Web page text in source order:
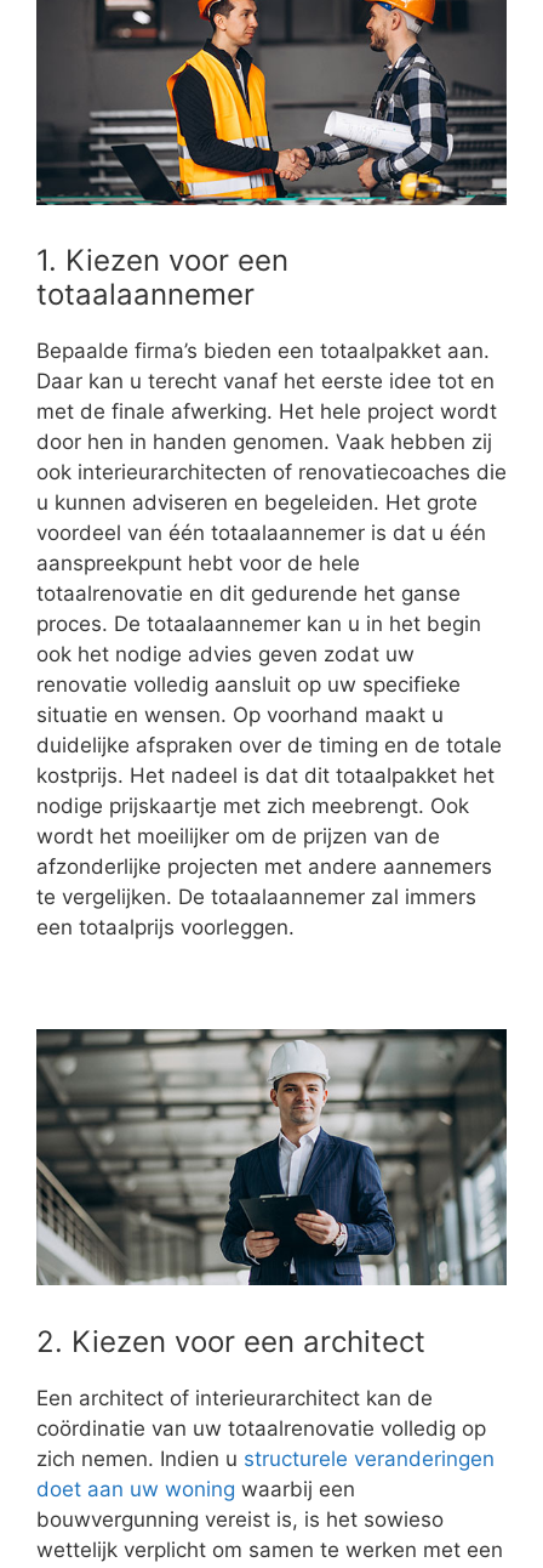
1. Kiezen voor een
totaalaannemer
Bepaalde firma’s bieden een totaalpakket aan.
Daar kan u terecht vanaf het eerste idee tot en
met de finale afwerking. Het hele project wordt
door hen in handen genomen. Vaak hebben zij
ook interieurarchitecten of renovatiecoaches die
u kunnen adviseren en begeleiden. Het grote
voordeel van één totaalaannemer is dat u één
aanspreekpunt hebt voor de hele
totaalrenovatie en dit gedurende het ganse
proces. De totaalaannemer kan u in het begin
ook het nodige advies geven zodat uw
renovatie volledig aansluit op uw specifieke
situatie en wensen. Op voorhand maakt u
duidelijke afspraken over de timing en de totale
kostprijs. Het nadeel is dat dit totaalpakket het
nodige prijskaartje met zich meebrengt. Ook
wordt het moeilijker om de prijzen van de
afzonderlijke projecten met andere aannemers
te vergelijken. De totaalaannemer zal immers
een totaalprijs voorleggen.
2. Kiezen voor een architect
Een architect of interieurarchitect kan de
coördinatie van uw totaalrenovatie volledig op
zich nemen. Indien u structurele veranderingen
doet aan uw woning waarbij een
bouwvergunning vereist is, is het sowieso
wettelijk verplicht om samen te werken met een